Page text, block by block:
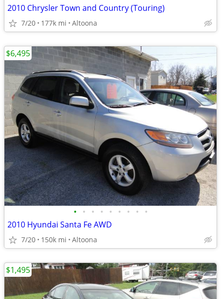
2010 Chrysler Town and Country (Touring)
7/20 177k mi Altoona
• • • • • • • • •
2010 Hyundai Santa Fe AWD
7/20 150k mi Altoona
$6,495
$1,495